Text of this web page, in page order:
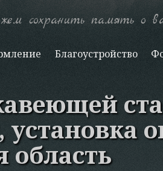
сохранить память о
Благоустройство
установка
область